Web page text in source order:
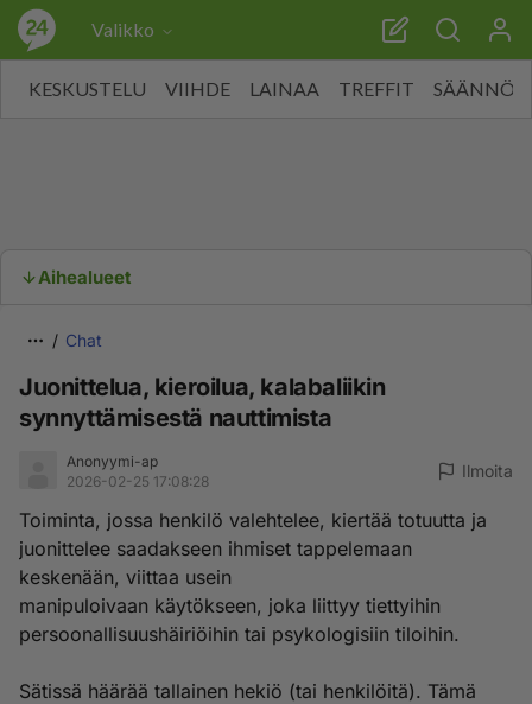
Valikko
KESKUSTELU VIIHDE LAINAA TREFFIT SÄÄNNÖT
Aihealueet
Chat
Juonittelua, kieroilua, kalabaliikin
synnyttämisestä nauttimista
Anonyymi-ap
2026-02-25 17:08:28
Ilmoita
Toiminta, jossa henkilö valehtelee, kiertää totuutta ja
juonittelee saadakseen ihmiset tappelemaan
keskenään, viittaa usein
manipuloivaan käytökseen, joka liittyy tiettyihin
persoonallisuushäiriöihin tai psykologisiin tiloihin.
Sätissä häärää tallainen hekiö (tai henkilöitä). Tämä